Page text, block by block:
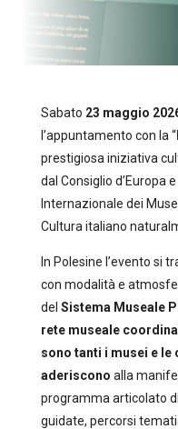
Sabato 23 maggio
l’appuntamento con la “
prestigiosa iniziativa
dal Consiglio d’Europa
Internazionale dei
Cultura italiano
In Polesine l’evento si
con modalità e
del Sistema Museale
rete museale
sono tanti i musei e
aderiscono alla
programma articolato
guidate, percorsi